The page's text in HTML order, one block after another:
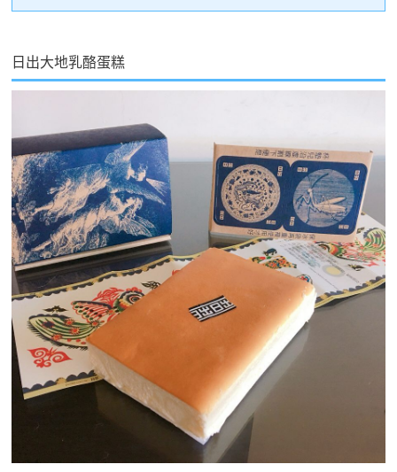
日出大地乳酪蛋糕